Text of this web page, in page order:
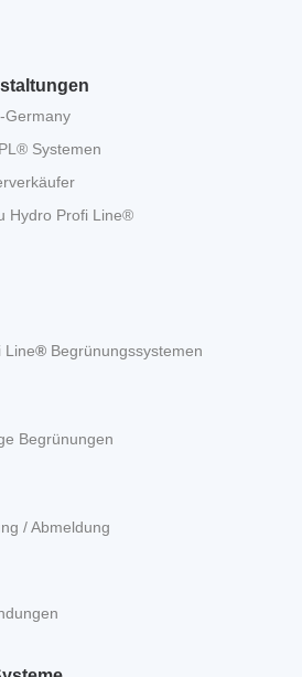
Germany
Systemen
Hydro Profi Line®
Line® Begrünungssystemen
Begrünungen
/ Abmeldung